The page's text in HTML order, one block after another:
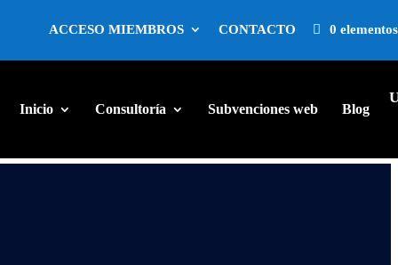
ACCESO MIEMBROS CONTACTO 0 elementos
Inicio Consultoría Subvenciones web Blog